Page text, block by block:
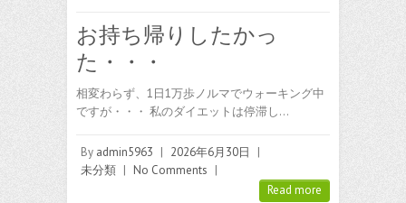
お持ち帰りしたかっ
た・・・
相変わらず、1日1万歩ノルマでウォーキング中
ですが・・・ 私のダイエットは停滞し…
By admin5963 | 2026年6月30日
|
未分類 | No Comments |
Read more